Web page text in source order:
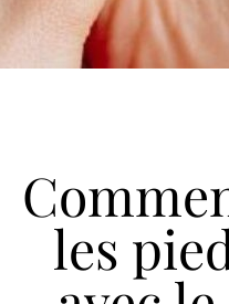
les